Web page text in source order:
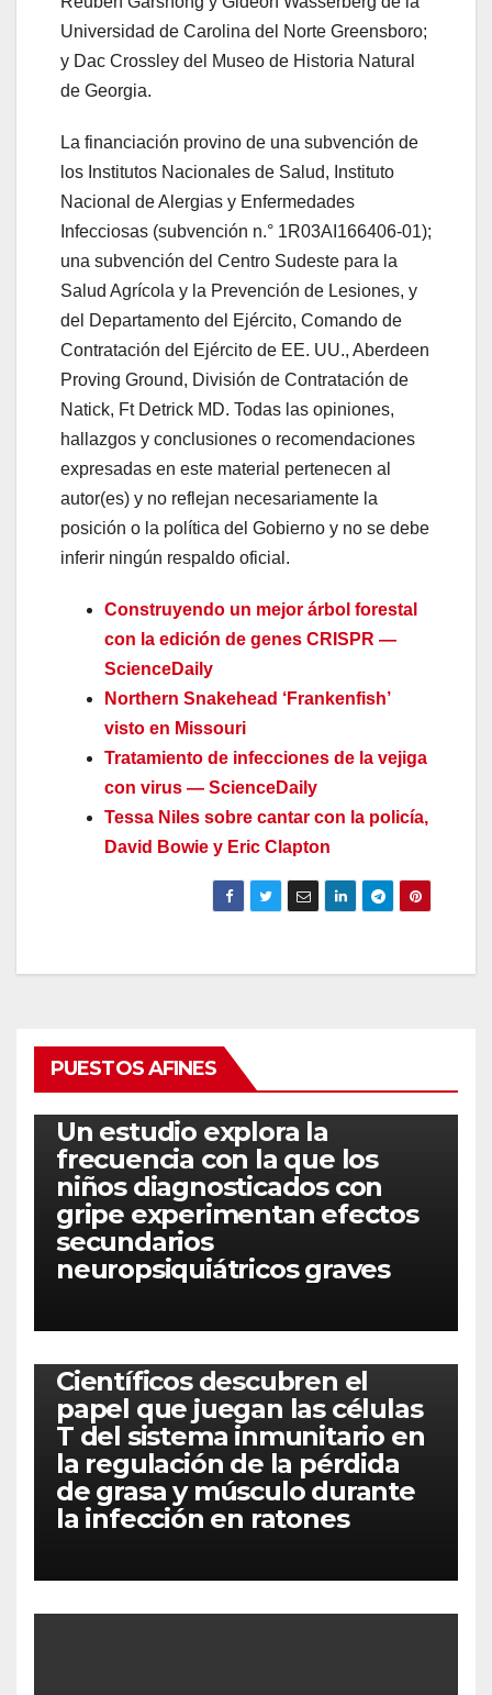
Universidad de Carolina del Norte Greensboro;
y Dac Crossley del Museo de Historia Natural
de Georgia.
La financiación provino de una subvención de
los Institutos Nacionales de Salud, Instituto
Nacional de Alergias y Enfermedades
Infecciosas (subvención n.° 1R03AI166406-01);
una subvención del Centro Sudeste para la
Salud Agrícola y la Prevención de Lesiones, y
del Departamento del Ejército, Comando de
Contratación del Ejército de EE. UU., Aberdeen
Proving Ground, División de Contratación de
Natick, Ft Detrick MD. Todas las opiniones,
hallazgos y conclusiones o recomendaciones
expresadas en este material pertenecen al
autor(es) y no reflejan necesariamente la
posición o la política del Gobierno y no se debe
inferir ningún respaldo oficial.
Construyendo un mejor árbol forestal
con la edición de genes CRISPR —
ScienceDaily
Northern Snakehead ‘Frankenfish’
visto en Missouri
Tratamiento de infecciones de la vejiga
con virus — ScienceDaily
Tessa Niles sobre cantar con la policía,
David Bowie y Eric Clapton
PUESTOS AFINES
Un estudio explora la
frecuencia con la que los
niños diagnosticados con
gripe experimentan efectos
secundarios
neuropsiquiátricos graves
Científicos descubren el
papel que juegan las células
T del sistema inmunitario en
la regulación de la pérdida
de grasa y músculo durante
la infección en ratones